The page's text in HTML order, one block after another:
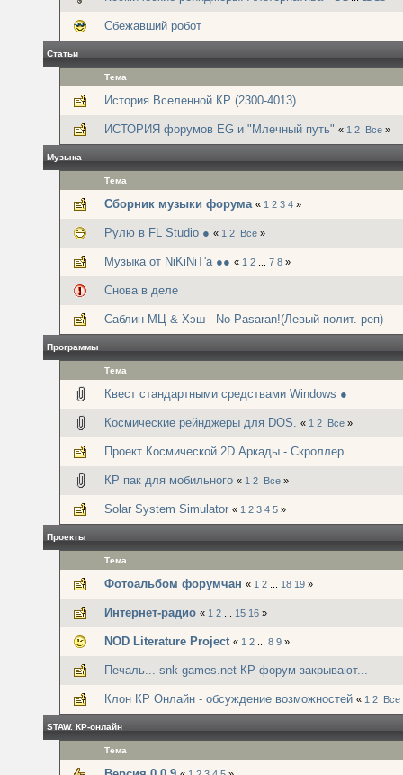
Сбежавший робот
Статьи
Тема
История Вселенной КР (2300-4013)
ИСТОРИЯ форумов EG и "Млечный путь" « 1 2 Все »
Музыка
Тема
Сборник музыки форума « 1 2 3 4 »
Рулю в FL Studio ● « 1 2 Все »
Музыка от NiKiNiT'а ●● « 1 2 7 8 »
Снова в деле
Саблин МЦ & Хэш - No Pasaran!(Левый полит. реп)
Программы
Тема
Квест стандартными средствами Windows ●
Космические рейнджеры для DOS. « 1 2 Все »
Проект Космической 2D Аркады - Скроллер
КР пак для мобильного « 1 2 Все »
Solar System Simulator « 1 2 3 4 5 »
Проекты
Тема
Фотоальбом форумчан « 1 2 18 19 »
Интернет-радио « 1 2 15 16 »
NOD Literature Project « 1 2 8 9 »
Печаль... snk-games.net-КР форум закрывают...
Клон КР Онлайн - обсуждение возможностей « 1 2 Все
STAW. КР-онлайн
Тема